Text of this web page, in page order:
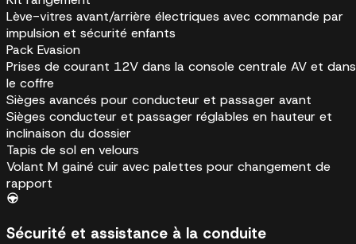
Lève-vitres avant/arrière électriques avec commande par
impulsion et sécurité enfants
Pack Evasion
Prises de courant 12V dans la console centrale AV et dans
le coffre
Sièges avancés pour conducteur et passager avant
Sièges conducteur et passager réglables en hauteur et
inclinaison du dossier
Tapis de sol en velours
Volant M gainé cuir avec palettes pour changement de
rapport
Sécurité et assistance à la conduite